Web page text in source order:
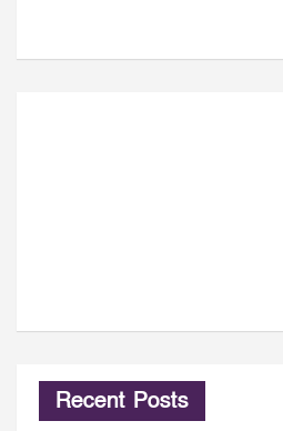
Recent Posts